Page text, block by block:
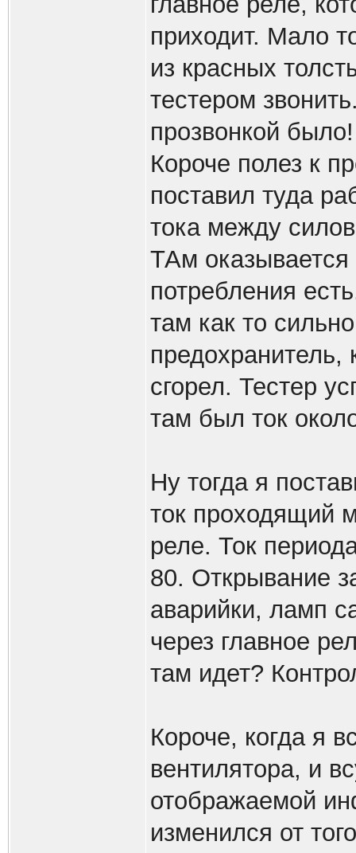
приходит. Мало
из красных
тестером
прозвонкой было!
Короче полез к
поставил туда
тока между
ТАм оказывается
потребления
там как то
предохранитель,
сгорел. Тестер
там был ток
Ну тогда я
ток проходящий
реле. Ток
80. Открывание
аварийки, ламп
через главное
там идет?
Короче, когда я
вентилятора, и
отображаемой
изменился от